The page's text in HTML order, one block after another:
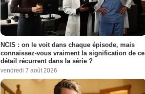
NCIS : on le voit dans chaque épisode, mais
connaissez-vous vraiment la signification de ce
détail récurrent dans la série ?
vendredi 7 août 2026